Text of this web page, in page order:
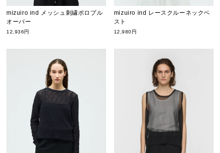
mizuiro ind メッシュ刺繍ポロプル
オーバー
12,936円
mizuiro ind レースクルーネックベ
スト
12,980円